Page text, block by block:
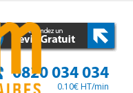
0820 034 034
0.10€ HT/min